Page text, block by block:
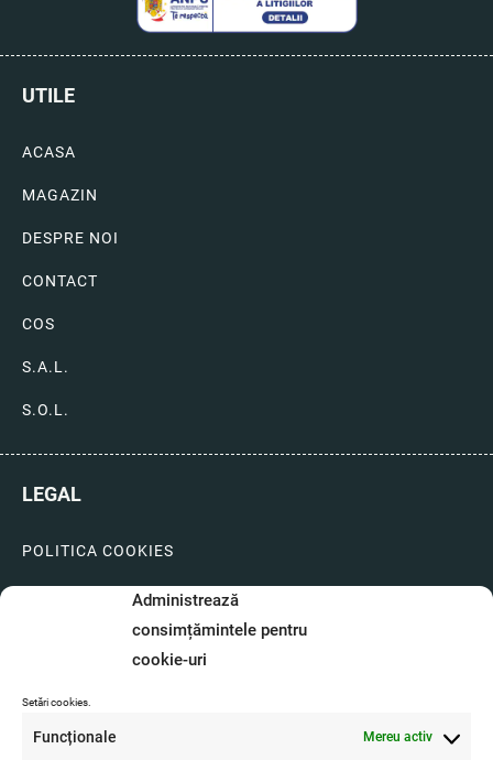
Administrează
consimțămintele pentru
cookie-uri
Setări cookies.
Funcționale Mereu activ
UTILE
ACASA
MAGAZIN
DESPRE NOI
CONTACT
COS
S.A.L.
S.O.L.
LEGAL
POLITICA COOKIES
LIVRARI SI PLATI
GARANTIE SI SERVICE